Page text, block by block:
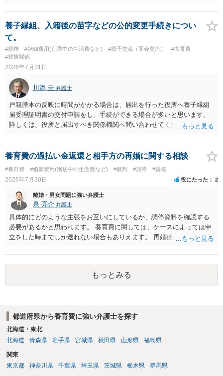
れていますので、通常は、病気や事故によって臨時に必要となった医
療費その他これに類する特別支出を念頭に置いた条項と読むのが自然
です。したがって、大学の入学金、授業料、受験費用などの教育費に
ついてまで、「この条項があるから当然に半額を請求できる」とまで
は言いにくいと思われます。なお、通常、大学進学費用をどこまで負
担すべきかについては、離婚時の合意内容のほか、子どもの年齢、大
や費用などを踏まえて個別に検討することになります。公正証書の他
の条項において、養育費の終期についてどのように定められている
か、大学進学に関する定めの有無、「教育費」「進学費用」に関する
定めの有無等について確認する必要があると考えられます。
養子縁組、入籍後の苗字などの公的変更手続きについ
て。
#親権 #婚姻費用(別居中の生活費など) #親子交流（面会交流）
#養育費
#親族関係
2026年7月31日
川添 圭 弁護士
戸籍謄本の反映に時間がかかる場合は、届出を行った役所へ養子縁組
届受理証明書の交付申請をし、手続ができる場合が多いと思います。
詳しくは、役所と届出すべき関係機関へ問い合わせてください。
養育費の過払い金返還と相手方の再婚に関する相談
#養育費 #婚姻費用(別居中の生活費など) #裁判 #調停 #親権
2026年7月30日 役にたった 2
離婚・男女問題に強い弁護士
泉 亮介 弁護士
具体的にどのような主張をお互いにしているか、調停資料を確認する
必要があるかと思われます。 養育費に関しては、ケースによっては申
立をした時までしか遡れない場合もありえます。 再婚後の相手方の行
養育費に関するやりとり等があればそちらについても確認する必要が
あるでしょう。 公開相談の場での回答よりも個別に弁護士にご相談さ
れることをお勧めいたします。もっとみる
都道府県から養育費に強い弁護士を探す
北海道・東北
北海道
青森県 岩手県 宮城県 秋田県 山形県 福島県
関東
東京都
神奈川県 千葉県 埼玉県 茨城県 栃木県 群馬県